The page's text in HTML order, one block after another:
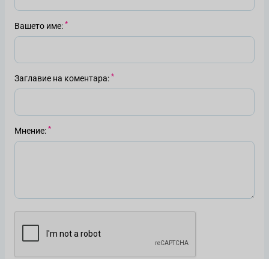
Вашето име
Заглавие на коментара
Мнение